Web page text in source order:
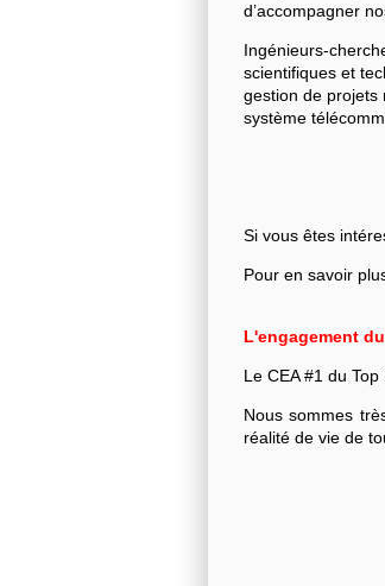
d’accompagner
Ingénieurs-
scientifiques et
gestion de projets
système
Si vous êtes
Pour en savoir
L'engagement
Le CEA #1 du Top
Nous sommes
réalité de vie de